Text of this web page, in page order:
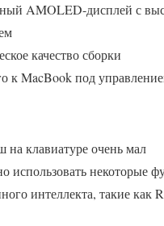
AMOLED-дисплей с
качество сборки
к MacBook под
на клавиатуре очень мал
использовать некоторые
интеллекта, такие как